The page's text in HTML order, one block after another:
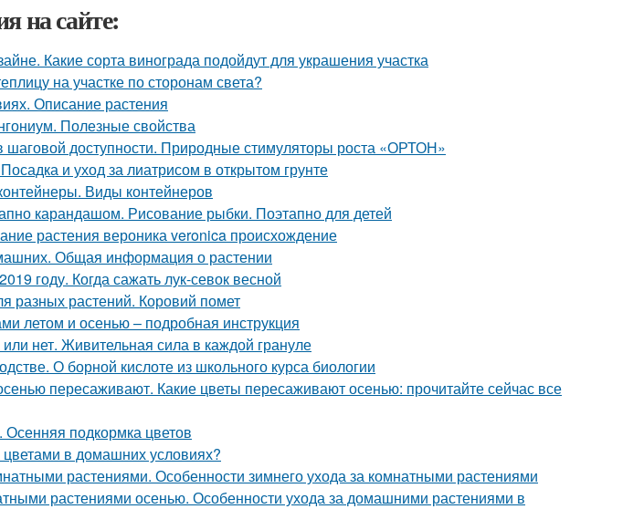
на сайте:
Какие сорта винограда подойдут для украшения участка
на участке по сторонам света?
Описание растения
Полезные свойства
шаговой доступности. Природные стимуляторы роста «ОРТОН»
и уход за лиатрисом в открытом грунте
Виды контейнеров
карандашом. Рисование рыбки. Поэтапно для детей
растения вероника veronica происхождение
Общая информация о растении
году. Когда сажать лук-севок весной
разных растений. Коровий помет
летом и осенью – подробная инструкция
нет. Живительная сила в каждой грануле
О борной кислоте из школьного курса биологии
пересаживают. Какие цветы пересаживают осенью: прочитайте сейчас все
подкормка цветов
в домашних условиях?
растениями. Особенности зимнего ухода за комнатными растениями
растениями осенью. Особенности ухода за домашними растениями в